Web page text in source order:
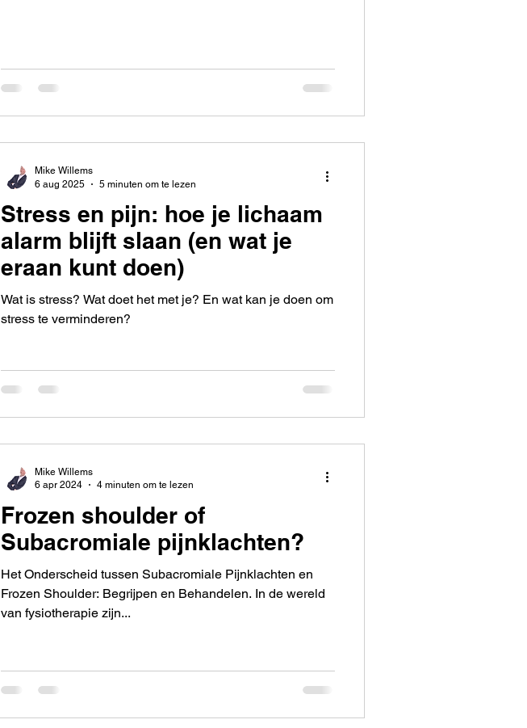
Stress en pijn: hoe je lichaam
alarm blijft slaan (en wat je
eraan kunt doen)
Wat is stress? Wat doet het met je? En wat kan je doen om
stress te verminderen?
Mike Willems
6 aug 2025
5 minuten om te lezen
Frozen shoulder of
Subacromiale pijnklachten?
Het Onderscheid tussen Subacromiale Pijnklachten en
Frozen Shoulder: Begrijpen en Behandelen. In de wereld
van fysiotherapie zijn...
Mike Willems
6 apr 2024
4 minuten om te lezen